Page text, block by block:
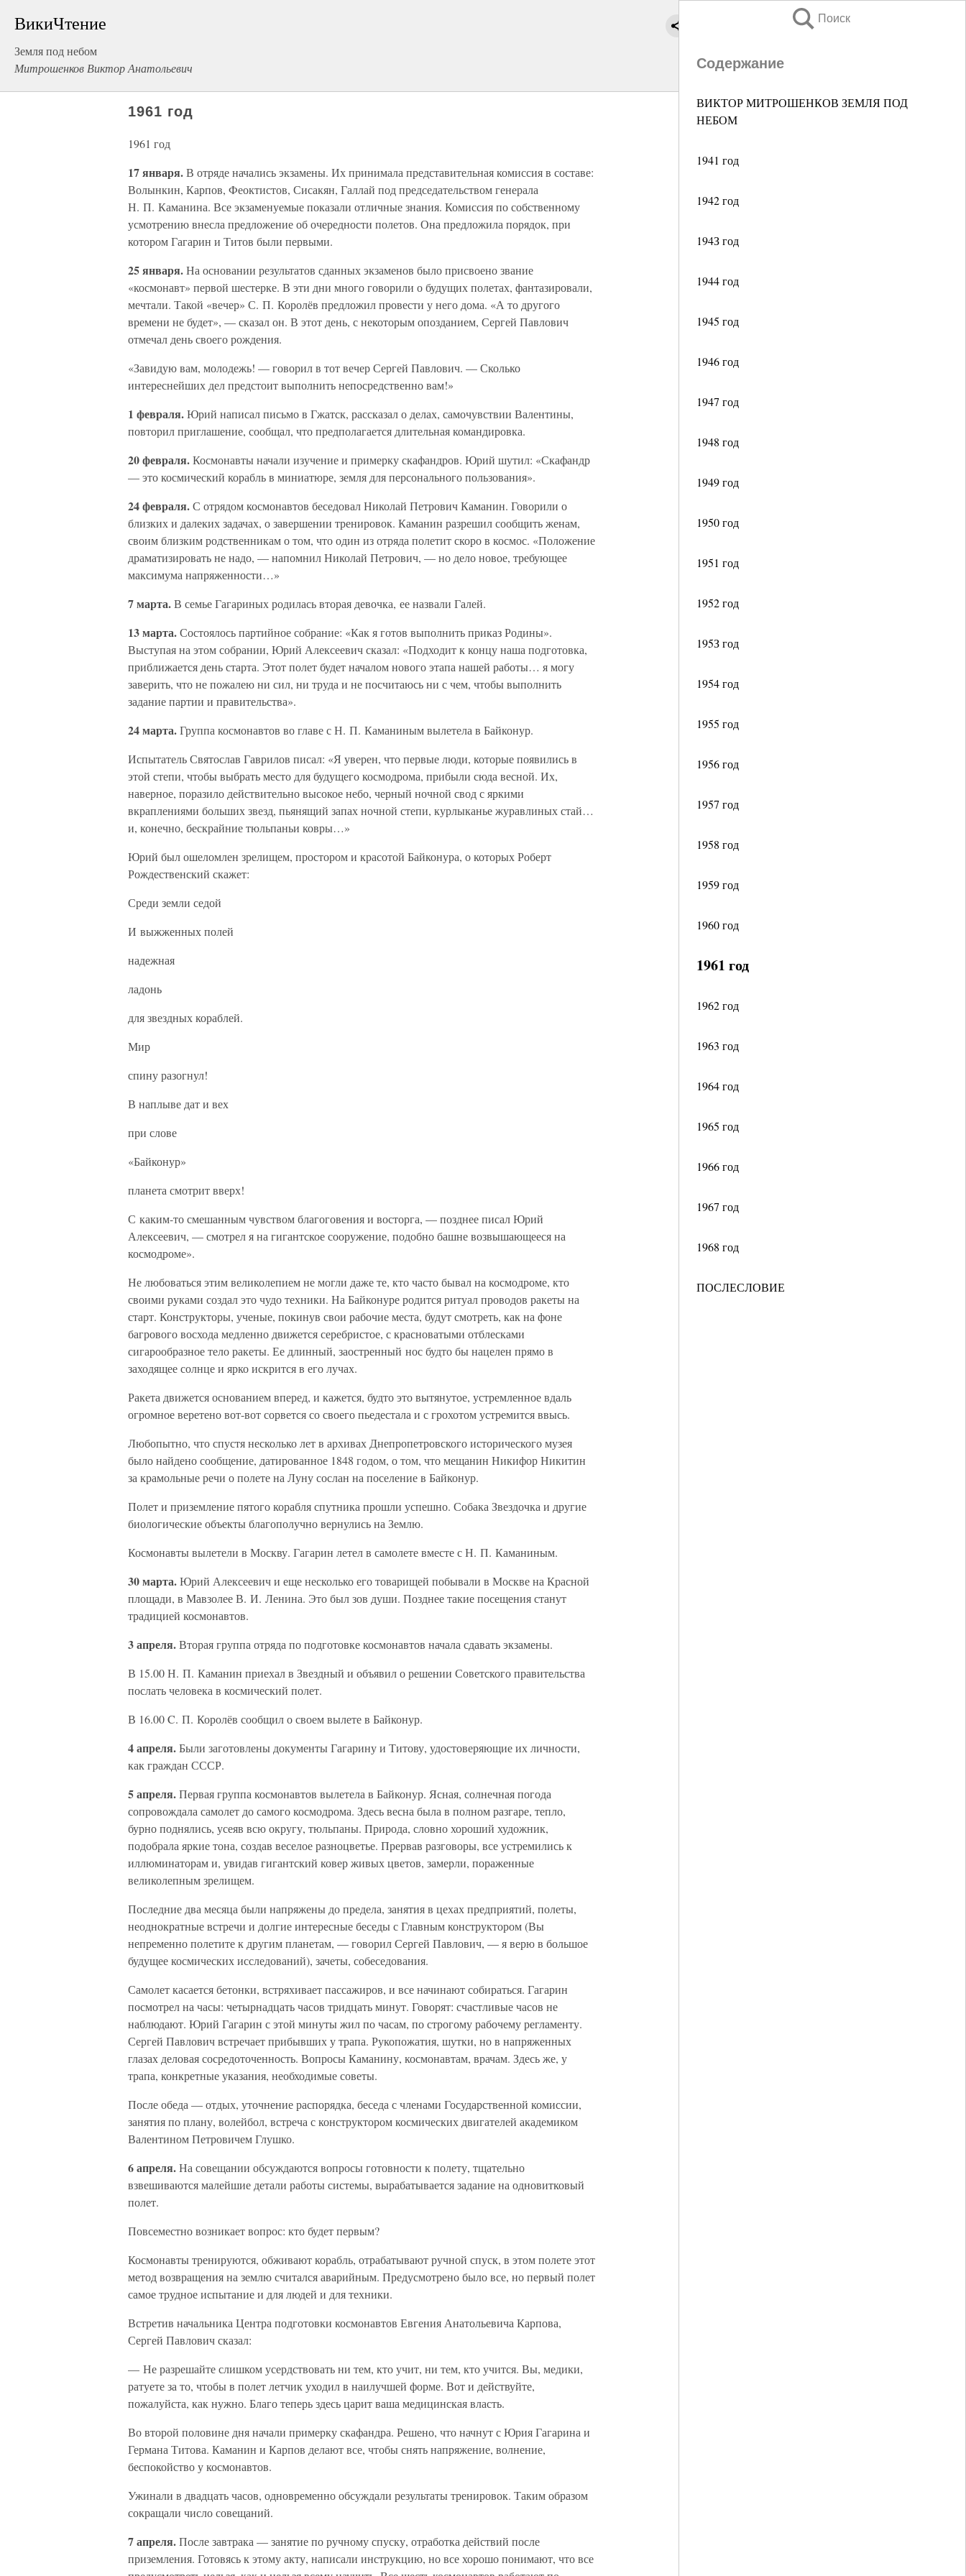
ВикиЧтение
Земля под небом
Митрошенков Виктор Анатольевич
Поиск
Содержание
ВИКТОР МИТРОШЕНКОВ ЗЕМЛЯ ПОД
НЕБОМ
1941 год
1942 год
194З год
1944 год
1945 год
1946 год
1947 год
1948 год
1949 год
1950 год
1951 год
1952 год
195З год
1954 год
1955 год
1956 год
1957 год
1958 год
1959 год
1960 год
1961 год
1962 год
1963 год
1964 год
1965 год
1966 год
1967 год
1968 год
ПОСЛЕСЛОВИЕ
1961 год
1961 год
17 января.В отряде начались экзамены. Их принимала представительная комиссия в составе:
Волынкин, Карпов, Феоктистов, Сисакян, Галлай под председательством генерала
Н. П. Каманина. Все экзаменуемые показали отличные знания. Комиссия по собственному
усмотрению внесла предложение об очередности полетов. Она предложила порядок, при
котором Гагарин и Титов были первыми.
25 января.На основании результатов сданных экзаменов было присвоено звание
«космонавт» первой шестерке. В эти дни много говорили о будущих полетах, фантазировали,
мечтали. Такой «вечер» С. П. Королёв предложил провести у него дома. «А то другого
времени не будет», — сказал он. В этот день, с некоторым опозданием, Сергей Павлович
отмечал день своего рождения.
«Завидую вам, молодежь! — говорил в тот вечер Сергей Павлович. — Сколько
интереснейших дел предстоит выполнить непосредственно вам!»
1 февраля.Юрий написал письмо в Гжатск, рассказал о делах, самочувствии Валентины,
повторил приглашение, сообщал, что предполагается длительная командировка.
20 февраля.Космонавты начали изучение и примерку скафандров. Юрий шутил: «Скафандр
— это космический корабль в миниатюре, земля для персонального пользования».
24 февраля.С отрядом космонавтов беседовал Николай Петрович Каманин. Говорили о
близких и далеких задачах, о завершении тренировок. Каманин разрешил сообщить женам,
своим близким родственникам о том, что один из отряда полетит скоро в космос. «Положение
драматизировать не надо, — напомнил Николай Петрович, — но дело новое, требующее
максимума напряженности…»
7 марта.В семье Гагариных родилась вторая девочка, ее назвали Галей.
13 марта.Состоялось партийное собрание: «Как я готов выполнить приказ Родины».
Выступая на этом собрании, Юрий Алексеевич сказал: «Подходит к концу наша подготовка,
приближается день старта. Этот полет будет началом нового этапа нашей работы… я могу
заверить, что не пожалею ни сил, ни труда и не посчитаюсь ни с чем, чтобы выполнить
задание партии и правительства».
24 марта.Группа космонавтов во главе с Н. П. Каманиным вылетела в Байконур.
Испытатель Святослав Гаврилов писал: «Я уверен, что первые люди, которые появились в
этой степи, чтобы выбрать место для будущего космодрома, прибыли сюда весной. Их,
наверное, поразило действительно высокое небо, черный ночной свод с яркими
вкраплениями больших звезд, пьянящий запах ночной степи, курлыканье журавлиных стай…
и, конечно, бескрайние тюльпаньи ковры…»
Юрий был ошеломлен зрелищем, простором и красотой Байконура, о которых Роберт
Рождественский скажет:
Среди земли седой
И выжженных полей
надежная
ладонь
для звездных кораблей.
Мир
спину разогнул!
В наплыве дат и вех
при слове
«Байконур»
планета смотрит вверх!
С каким-то смешанным чувством благоговения и восторга, — позднее писал Юрий
Алексеевич, — смотрел я на гигантское сооружение, подобно башне возвышающееся на
космодроме».
Не любоваться этим великолепием не могли даже те, кто часто бывал на космодроме, кто
своими руками создал это чудо техники. На Байконуре родится ритуал проводов ракеты на
старт. Конструкторы, ученые, покинув свои рабочие места, будут смотреть, как на фоне
багрового восхода медленно движется серебристое, с красноватыми отблесками
сигарообразное тело ракеты. Ее длинный, заостренный нос будто бы нацелен прямо в
заходящее солнце и ярко искрится в его лучах.
Ракета движется основанием вперед, и кажется, будто это вытянутое, устремленное вдаль
огромное веретено вот-вот сорвется со своего пьедестала и с грохотом устремится ввысь.
Любопытно, что спустя несколько лет в архивах Днепропетровского исторического музея
было найдено сообщение, датированное 1848 годом, о том, что мещанин Никифор Никитин
за крамольные речи о полете на Луну сослан на поселение в Байконур.
Полет и приземление пятого корабля спутника прошли успешно. Собака Звездочка и другие
биологические объекты благополучно вернулись на Землю.
Космонавты вылетели в Москву. Гагарин летел в самолете вместе с Н. П. Каманиным.
30 марта.Юрий Алексеевич и еще несколько его товарищей побывали в Москве на Красной
площади, в Мавзолее В. И. Ленина. Это был зов души. Позднее такие посещения станут
традицией космонавтов.
3 апреля.Вторая группа отряда по подготовке космонавтов начала сдавать экзамены.
В 15.00 Н. П. Каманин приехал в Звездный и объявил о решении Советского правительства
послать человека в космический полет.
В 16.00 C. П. Королёв сообщил о своем вылете в Байконур.
4 апреля.Были заготовлены документы Гагарину и Титову, удостоверяющие их личности,
как граждан СССР.
5 апреля.Первая группа космонавтов вылетела в Байконур. Ясная, солнечная погода
сопровождала самолет до самого космодрома. Здесь весна была в полном разгаре, тепло,
бурно поднялись, усеяв всю округу, тюльпаны. Природа, словно хороший художник,
подобрала яркие тона, создав веселое разноцветье. Прервав разговоры, все устремились к
иллюминаторам и, увидав гигантский ковер живых цветов, замерли, пораженные
великолепным зрелищем.
Последние два месяца были напряжены до предела, занятия в цехах предприятий, полеты,
неоднократные встречи и долгие интересные беседы с Главным конструктором (Вы
непременно полетите к другим планетам, — говорил Сергей Павлович, — я верю в большое
будущее космических исследований), зачеты, собеседования.
Самолет касается бетонки, встряхивает пассажиров, и все начинают собираться. Гагарин
посмотрел на часы: четырнадцать часов тридцать минут. Говорят: счастливые часов не
наблюдают. Юрий Гагарин с этой минуты жил по часам, по строгому рабочему регламенту.
Сергей Павлович встречает прибывших у трапа. Рукопожатия, шутки, но в напряженных
глазах деловая сосредоточенность. Вопросы Каманину, космонавтам, врачам. Здесь же, у
трапа, конкретные указания, необходимые советы.
После обеда — отдых, уточнение распорядка, беседа с членами Государственной комиссии,
занятия по плану, волейбол, встреча с конструктором космических двигателей академиком
Валентином Петровичем Глушко.
6 апреля.На совещании обсуждаются вопросы готовности к полету, тщательно
взвешиваются малейшие детали работы системы, вырабатывается задание на одновитковый
полет.
Повсеместно возникает вопрос: кто будет первым?
Космонавты тренируются, обживают корабль, отрабатывают ручной спуск, в этом полете этот
метод возвращения на землю считался аварийным. Предусмотрено было все, но первый полет
самое трудное испытание и для людей и для техники.
Встретив начальника Центра подготовки космонавтов Евгения Анатольевича Карпова,
Сергей Павлович сказал:
— Не разрешайте слишком усердствовать ни тем, кто учит, ни тем, кто учится. Вы, медики,
ратуете за то, чтобы в полет летчик уходил в наилучшей форме. Вот и действуйте,
пожалуйста, как нужно. Благо теперь здесь царит ваша медицинская власть.
Во второй половине дня начали примерку скафандра. Решено, что начнут с Юрия Гагарина и
Германа Титова. Каманин и Карпов делают все, чтобы снять напряжение, волнение,
беспокойство у космонавтов.
Ужинали в двадцать часов, одновременно обсуждали результаты тренировок. Таким образом
сокращали число совещаний.
7 апреля.После завтрака — занятие по ручному спуску, отработка действий после
приземления. Готовясь к этому акту, написали инструкцию, но все хорошо понимают, что все